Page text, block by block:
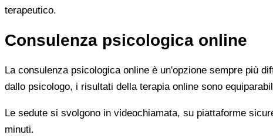
terapeutico.
Consulenza psicologica online
La consulenza psicologica online è un'opzione sempre più
dallo psicologo, i risultati della terapia online sono
Le sedute si svolgono in videochiamata, su piattaforme
minuti.